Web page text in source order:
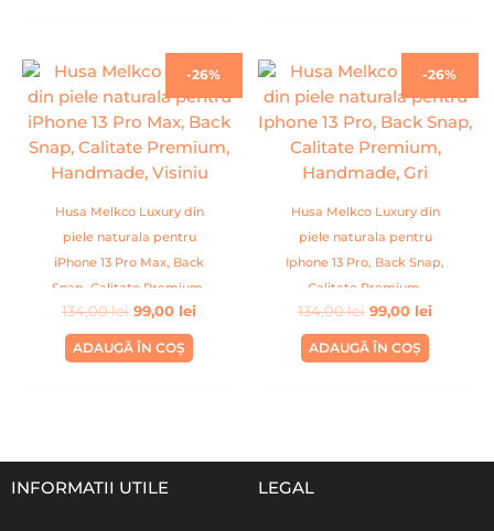
-26%
Husa Melkco Luxury din
piele naturala pentru
iPhone 13 Pro Max, Back
Snap, Calitate Premium,
Handmade, Visiniu
134,00lei
Prețul
inițial
a
fost:
134,00 lei.
99,00 lei
Prețul
este:
99,00 lei.
ADAUGĂ ÎN COȘ
-26%
Husa Melkco Luxury din
piele naturala pentru
Iphone 13 Pro, Back Snap,
Calitate Premium,
Handmade, Gri
134,00lei
Prețul
inițial
a
fost:
134,00 lei.
99,00 lei
Prețul
este:
99,00
ADAUGĂ ÎN COȘ
INFORMATII UTILE LEGAL